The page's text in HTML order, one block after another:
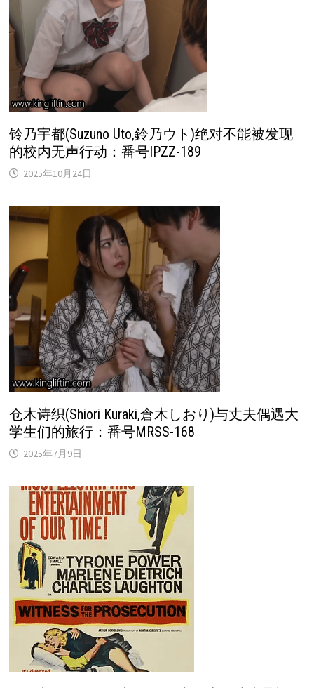
铃乃宇都(Suzuno Uto,鈴乃ウト)绝对不能被发现
的校内无声行动：番号IPZZ-189
2025年10月24日
仓木诗织(Shiori Kuraki,倉木しおり)与丈夫偶遇大
学生们的旅行：番号MRSS-168
2025年7月9日